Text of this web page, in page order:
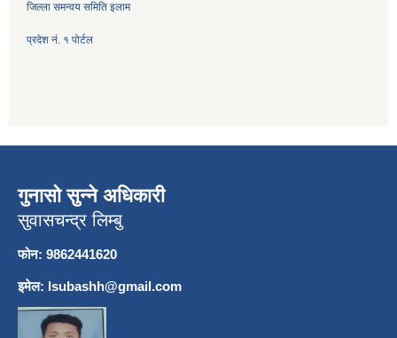
जिल्ला समन्वय समिति इलाम
प्रदेश नं. १ पोर्टल
गुनासो सुन्ने अधिकारी
सुवासचन्द्र लिम्बु
फोन: 9862441620
इमेल: lsubashh@gmail.com